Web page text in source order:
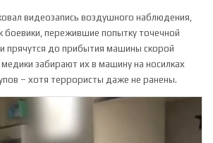
видеозапись воздушного наблюдения,
боевики, пережившие попытку точечной
прячутся до прибытия машины скорой
забирают их в машину на носилках
– хотя террористы даже не ранены.